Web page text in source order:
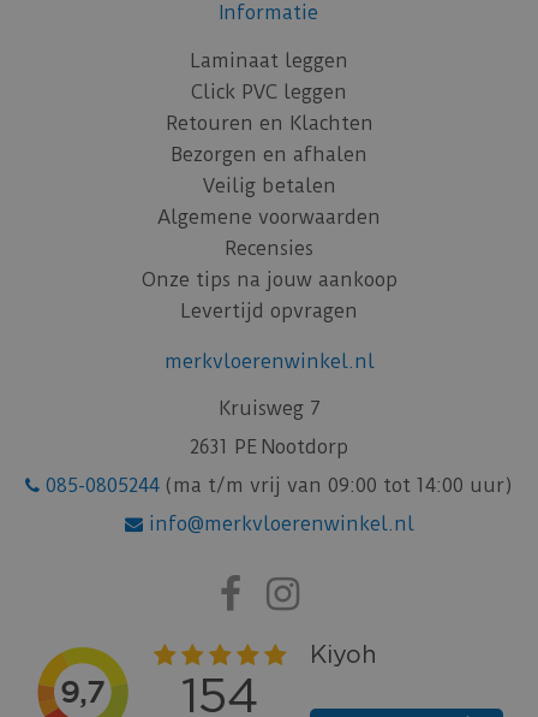
Informatie
Laminaat leggen
Click PVC leggen
Retouren en Klachten
Bezorgen en afhalen
Veilig betalen
Algemene voorwaarden
Recensies
Onze tips na jouw aankoop
Levertijd opvragen
merkvloerenwinkel.nl
Kruisweg 7
2631 PE Nootdorp
085-0805244 (ma t/m vrij van 09:00 tot 14:00 uur)
info@merkvloerenwinkel.nl